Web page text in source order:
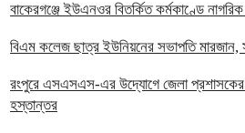
বাকেরগঞ্জে ইউএনওর বিতর্কিত কর্মকাণ্ডে
বিএম কলেজ ছাত্র ইউনিয়নের সভাপতি মারজান,
রংপুরে এসএসএস-এর উদ্যোগে জেলা প্রশাসকের
হস্তান্তর